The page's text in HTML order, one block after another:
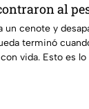
al
un cenote y
terminó
vida. Esto es lo